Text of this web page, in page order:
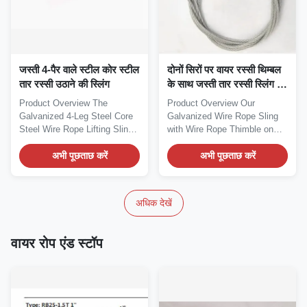
जस्ती 4-पैर वाले स्टील कोर स्टील
तार रस्सी उठाने की स्लिंग
Product Overview The
Galvanized 4-Leg Steel Core
Steel Wire Rope Lifting Sling
is a...
अभी पूछताछ करें
दोनों सिरों पर वायर रस्सी थिम्बल
के साथ जस्ती तार रस्सी स्लिंग -
प्रीमियम लिफ्टिंग समाधान
Product Overview Our
Galvanized Wire Rope Sling
with Wire Rope Thimble on
Both Ends is a...
अभी पूछताछ करें
अधिक देखें
वायर रोप एंड स्टॉप